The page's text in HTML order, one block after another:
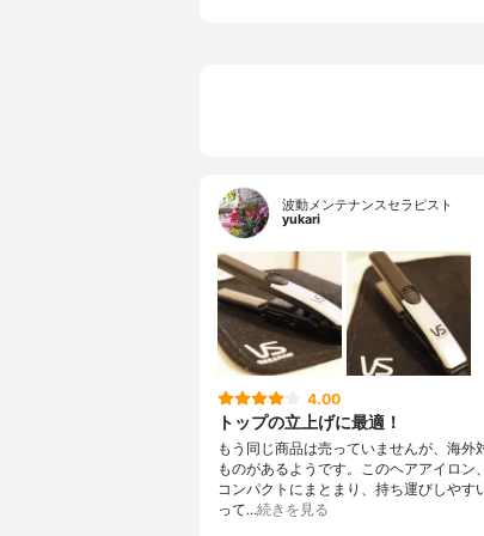
波動メンテナンスセラピスト
yukari
4.00
トップの立上げに最適！
もう同じ商品は売っていませんが、海外
ものがあるようです。このヘアアイロン
コンパクトにまとまり、持ち運びしやす
って…続きを見る